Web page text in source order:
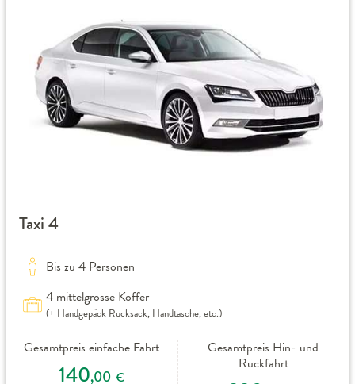
Taxi 4
Bis zu 4 Personen
4 mittelgrosse Koffer
(+ Handgepäck Rucksack, Handtasche, etc.)
Gesamtpreis einfache Fahrt
140,00 €
Gesamtpreis Hin- und
Rückfahrt